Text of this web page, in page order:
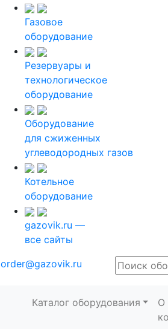
Газовое
оборудование
Резервуары и
технологическое
оборудование
Оборудование
для сжиженных
углеводородных газов
Котельное
оборудование
gazovik.ru —
все сайты
order@gazovik.ru
Каталог оборудования
О